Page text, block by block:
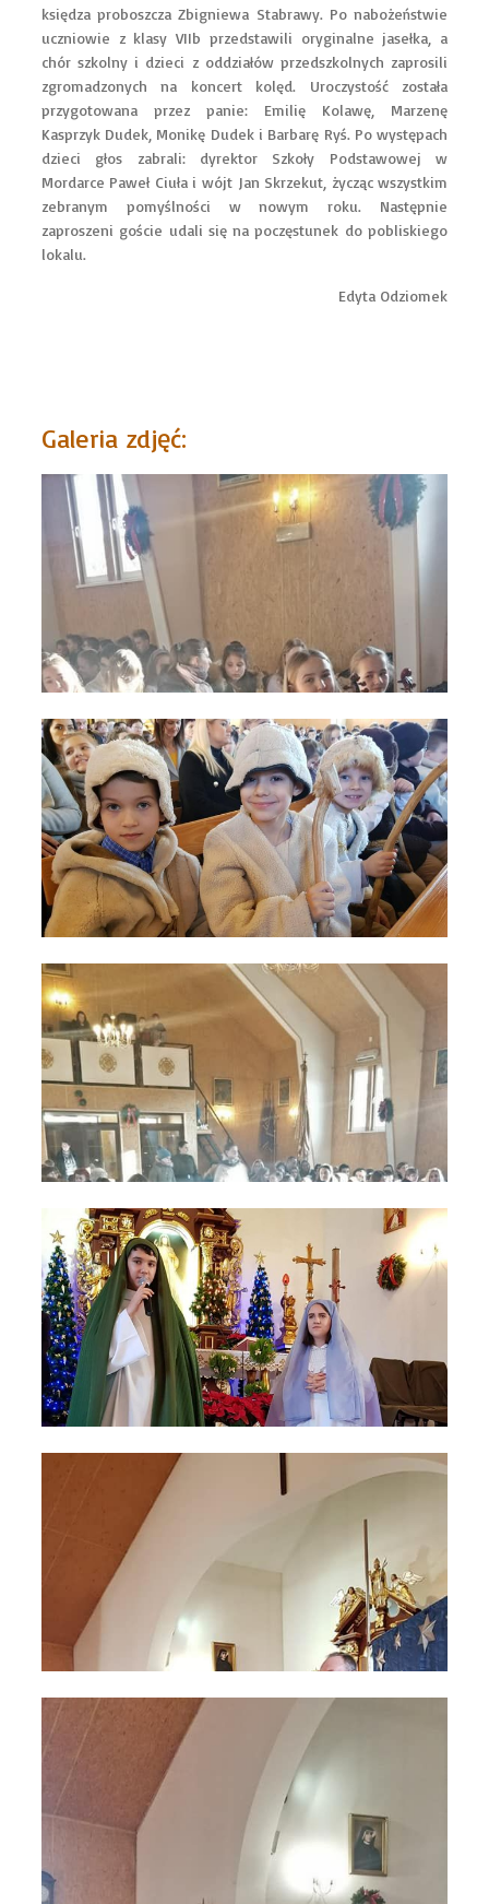
księdza proboszcza Zbigniewa Stabrawy. Po nabożeństwie
uczniowie z klasy VIIb przedstawili oryginalne jasełka, a
chór szkolny i dzieci z oddziałów przedszkolnych zaprosili
zgromadzonych na koncert kolęd. Uroczystość została
przygotowana przez panie: Emilię Kolawę, Marzenę
Kasprzyk Dudek, Monikę Dudek i Barbarę Ryś. Po występach
dzieci głos zabrali: dyrektor Szkoły Podstawowej w
Mordarce Paweł Ciuła i wójt Jan Skrzekut, życząc wszystkim
zebranym pomyślności w nowym roku. Następnie
zaproszeni goście udali się na poczęstunek do pobliskiego
lokalu.
Edyta Odziomek
Galeria zdjęć: